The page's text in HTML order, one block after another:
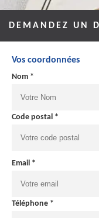
DEMANDEZ UN
Vos coordonnées
Nom *
Code postal *
Email *
Téléphone *